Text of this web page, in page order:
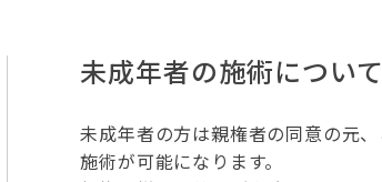
未成年者の施術について
未成年者の方は親権者の同意の元、
施術が可能になります。